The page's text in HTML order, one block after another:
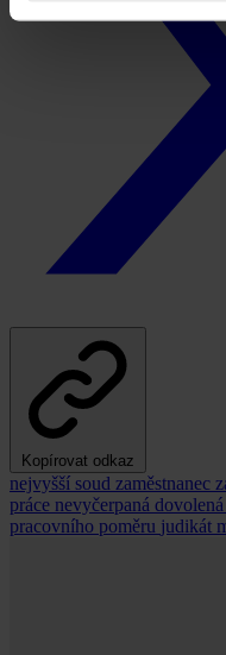
Kopírovat odkaz
nejvyšší soud zaměstnanec
práce nevyčerpaná dovolená
pracovního poměru judikát